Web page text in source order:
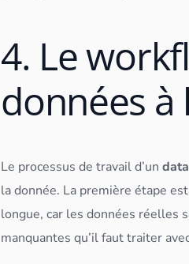
4. Le
données
Le processus de travail d’un
la donnée. La première étape
longue, car lesdonnées réelles
manquantes qu’il faut traiter